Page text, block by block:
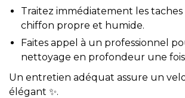
Traitez immédiatement les taches
chiffon propre et humide.
Faites appel à un professionnel
nettoyage en profondeur une fois
Un entretien adéquat assure un
élégant ✨.